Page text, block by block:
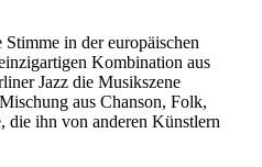
in der europäischen
Kombination aus
Jazz die Musikszene
aus Chanson, Folk,
die ihn von anderen Künstlern